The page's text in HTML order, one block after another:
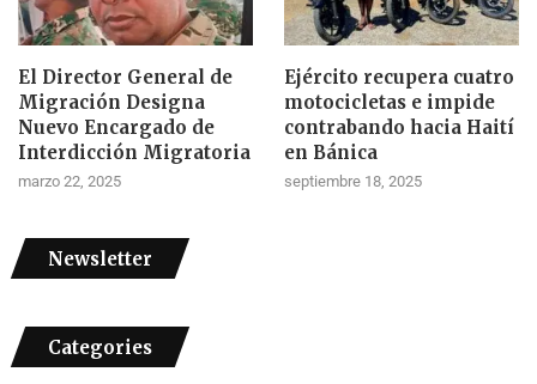
El Director General de
Migración Designa
Nuevo Encargado de
Interdicción Migratoria
marzo 22, 2025
Ejército recupera cuatro
motocicletas e impide
contrabando hacia Haití
en Bánica
septiembre 18, 2025
Newsletter
Categories